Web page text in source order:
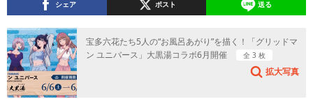
シェア ポスト 送る
宝多六花たち5人の“お風呂あがり”を描く！「グリッドマ
ン ユニバース」大黒湯コラボ6月開催
全 3 枚
拡大写真